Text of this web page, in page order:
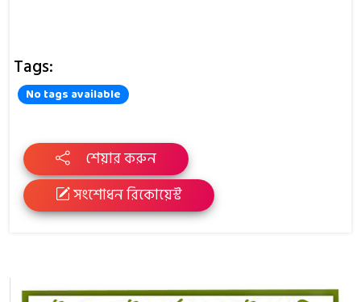
Tags:
No tags available
শেয়ার করুন
সংশোধন রিকোয়েস্ট